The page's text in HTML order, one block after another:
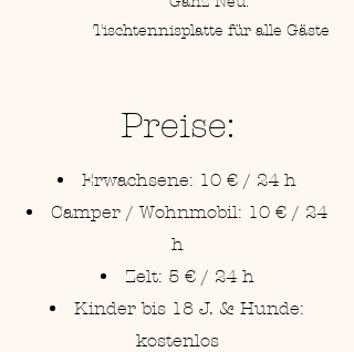
Tischtennisplatte für alle Gäste
Preise:
Erwachsene: 10 € / 24 h
Camper / Wohnmobil: 10 € / 24
h
Zelt: 5 € / 24 h
Kinder bis 18 J. & Hunde:
kostenlos